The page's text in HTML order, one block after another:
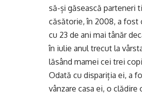
să-și găsească parteneri
căsătorie, în 2008, a fost
cu 23 de ani mai tânăr
în iulie anul trecut la
lăsând mamei cei trei
Odată cu dispariția ei, a
vânzare casa ei, o clădire